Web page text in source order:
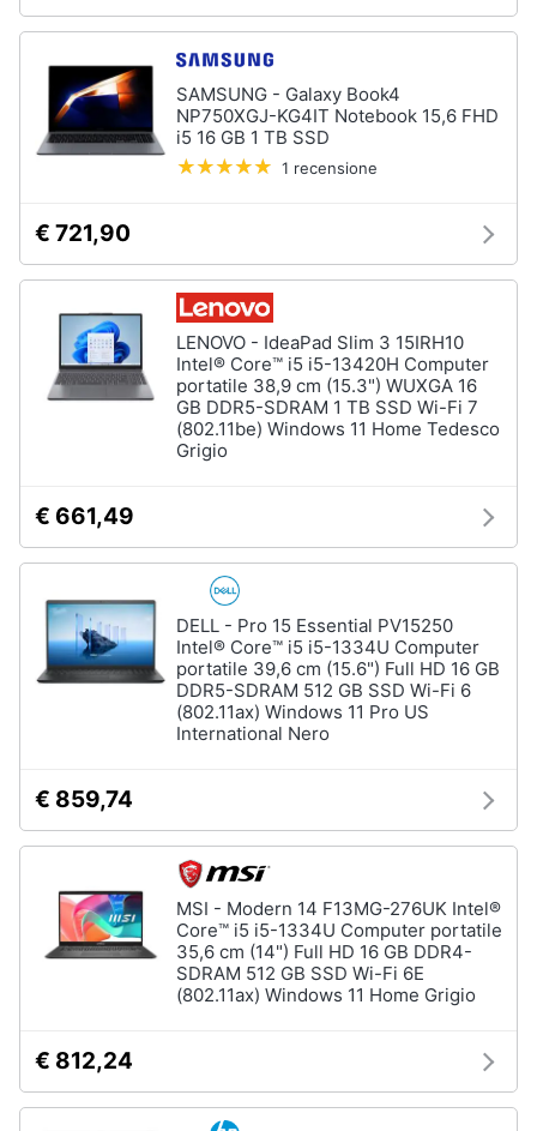
SAMSUNG - Galaxy Book4
NP750XGJ-KG4IT Notebook 15,6 FHD
i5 16 GB 1 TB SSD
1 recensione
€ 721,90
LENOVO - IdeaPad Slim 3 15IRH10
Intel® Core™ i5 i5-13420H Computer
portatile 38,9 cm (15.3") WUXGA 16
GB DDR5-SDRAM 1 TB SSD Wi-Fi 7
(802.11be) Windows 11 Home Tedesco
Grigio
€ 661,49
DELL - Pro 15 Essential PV15250
Intel® Core™ i5 i5-1334U Computer
portatile 39,6 cm (15.6") Full HD 16 GB
DDR5-SDRAM 512 GB SSD Wi-Fi 6
(802.11ax) Windows 11 Pro US
International Nero
€ 859,74
MSI - Modern 14 F13MG-276UK Intel®
Core™ i5 i5-1334U Computer portatile
35,6 cm (14") Full HD 16 GB DDR4-
SDRAM 512 GB SSD Wi-Fi 6E
(802.11ax) Windows 11 Home Grigio
€ 812,24